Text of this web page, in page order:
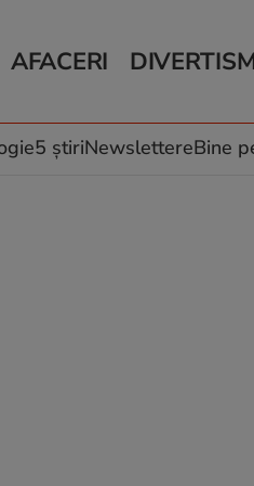
AFACERI
Auto
Locuri de muncă
Horoscop
Muzică și
5 știriNewslettereBine